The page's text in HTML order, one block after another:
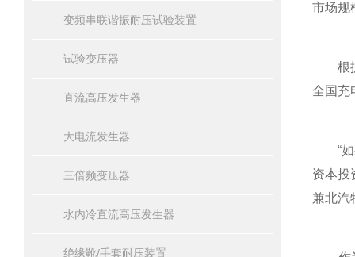
变频串联谐振耐压试验装置
试验变压器
直流高压发生器
大电流发生器
三倍频变压器
水内冷直流高压发生器
绝缘靴/手套耐压装置
市场规
根据
全国充
“如果
资本投
兼北汽